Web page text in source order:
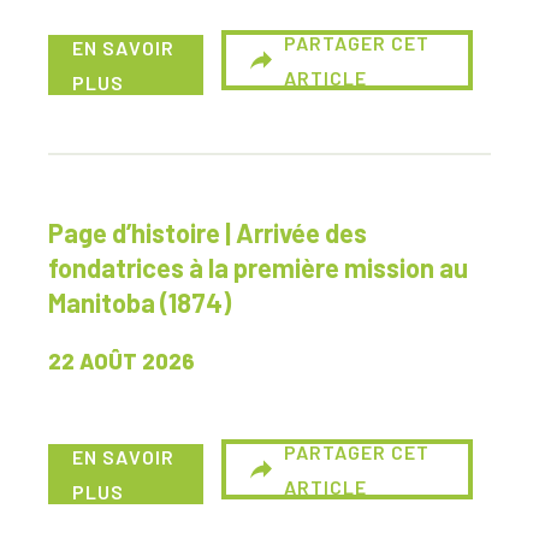
EN SAVOIR
PLUS
PARTAGER CET
ARTICLE
Page d’histoire | Arrivée des
fondatrices à la première mission au
Manitoba (1874)
22 AOÛT 2026
EN SAVOIR
PLUS
PARTAGER CET
ARTICLE